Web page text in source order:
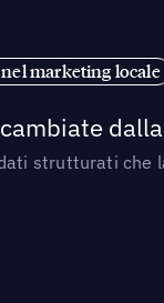
marketing locale
strutturati